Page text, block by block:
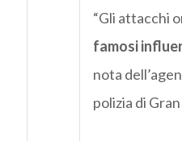
“Gli attacchi
famosi
nota
polizia di